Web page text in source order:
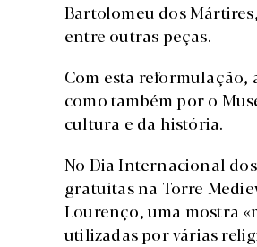
Bartolomeu dos
entre outras peças.
Com esta reformulação,
como também por o
cultura e da história.
No Dia Internacional
gratuítas na Torre
Lourenço, uma mostra
utilizadas por várias